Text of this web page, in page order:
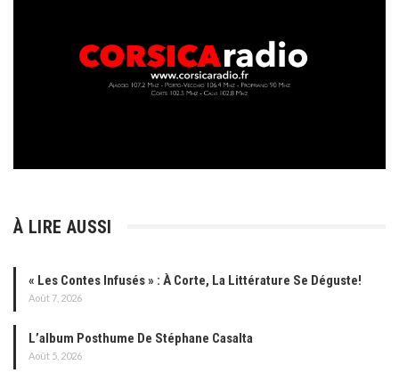
À LIRE AUSSI
« Les Contes Infusés » : À Corte, La Littérature Se Déguste!
Août 7, 2026
L’album Posthume De Stéphane Casalta
Août 5, 2026